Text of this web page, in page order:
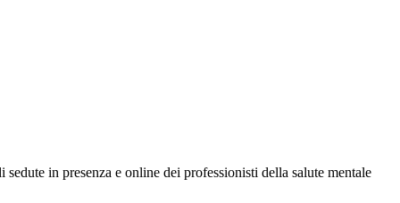
in presenza e online dei professionisti della salute mentale